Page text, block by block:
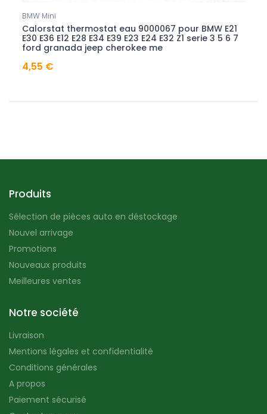
BMW Mini
Calorstat thermostat eau 9000067 pour BMW E21
E30 E36 E12 E28 E34 E39 E23 E24 E32 Z1 serie 3 5 6 7
ford granada jeep cherokee me
4,55 €
Produits
Sélection de pièces auto en déstockage
Nouvel arrivage
Promotions
Nouveaux produits
Meilleures ventes
Notre société
Livraison
Mentions légales et confidentialité
Conditions générales
A propos
Paiement sécurisé